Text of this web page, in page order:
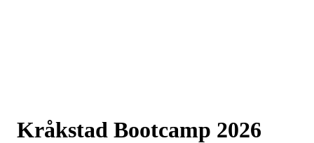
Kråkstad Bootcamp 2026